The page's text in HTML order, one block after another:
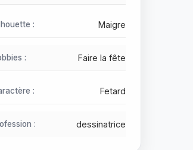
: Maigre
: Faire la fête
: Fetard
: dessinatrice